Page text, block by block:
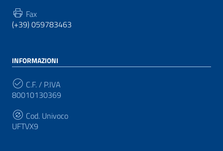
Fax
(+39) 059783463
INFORMAZIONI
C.F. / P.IVA
80010130369
Cod. Univoco
UFTVX9